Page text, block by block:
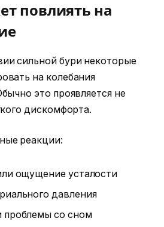
повлиять на
сильной бури некоторые
на колебания
это проявляется не
дискомфорта.
реакции:
ощущение усталости
давления
проблемы со сном